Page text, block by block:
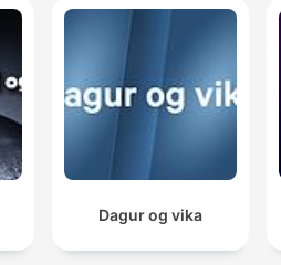
Dagur og vika